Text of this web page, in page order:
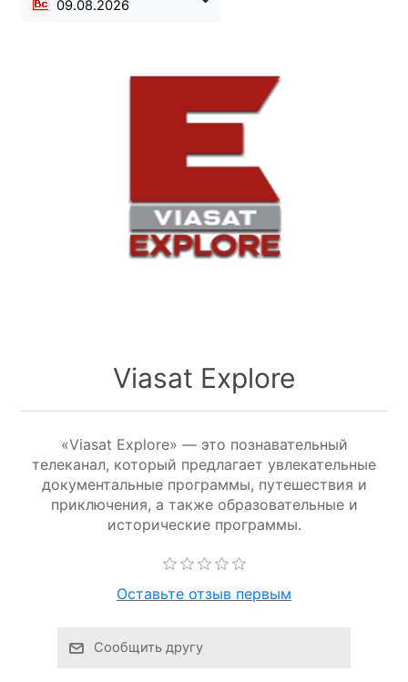
09.08.2026
Viasat Explore
«Viasat Explore» — это познавательный
телеканал, который предлагает увлекательные
документальные программы, путешествия и
приключения, а также образовательные и
исторические программы.
Оставьте отзыв первым
Сообщить другу